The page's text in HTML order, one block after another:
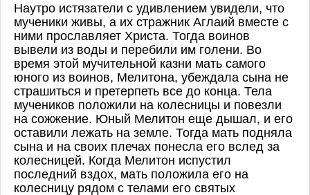
Наутро истязатели с удивлением увидели, что
мученики живы, а их стражник Аглаий вместе с
ними прославляет Христа. Тогда воинов
вывели из воды и перебили им голени. Во
время этой мучительной казни мать самого
юного из воинов, Мелитона, убеждала сына не
страшиться и претерпеть все до конца. Тела
мучеников положили на колесницы и повезли
на сожжение. Юный Мелитон еще дышал, и его
оставили лежать на земле. Тогда мать подняла
сына и на своих плечах понесла его вслед за
колесницей. Когда Мелитон испустил
последний вздох, мать положила его на
колесницу рядом с телами его святых